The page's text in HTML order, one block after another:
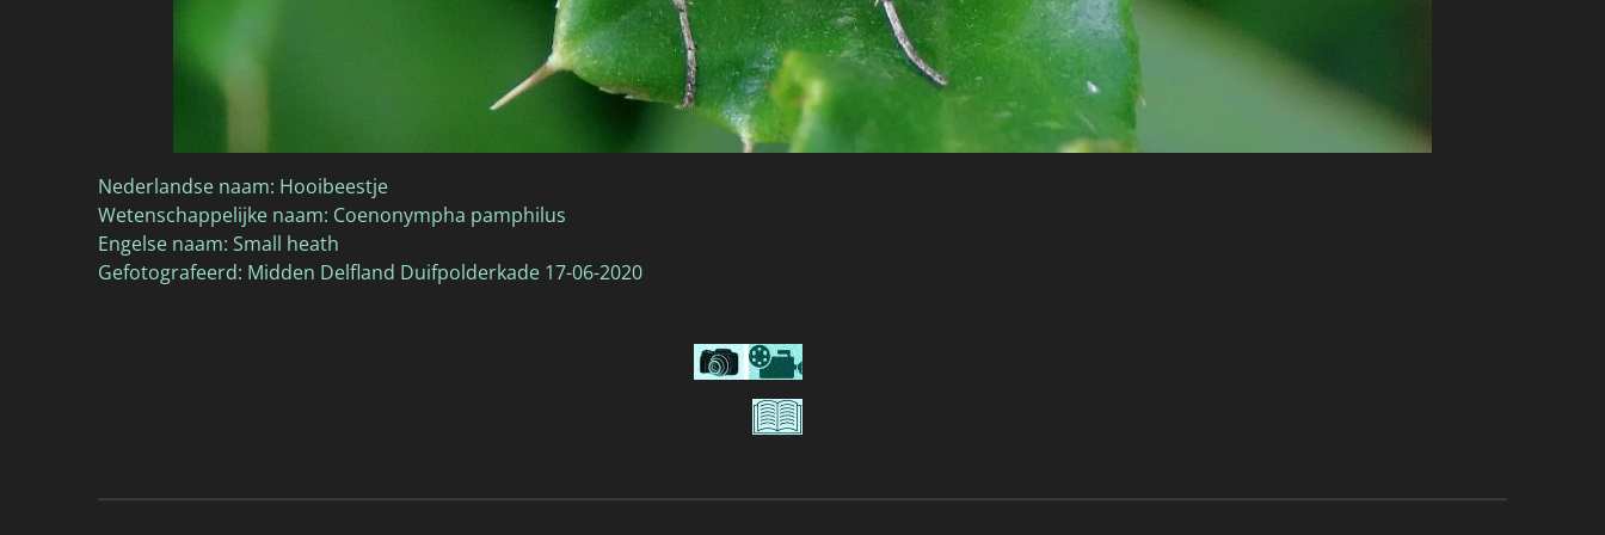
Nederlandse naam: Hooibeestje
Wetenschappelijke naam: Coenonympha pamphilus
Engelse naam: Small heath
Gefotografeerd: Midden Delfland Duifpolderkade 17-06-2020